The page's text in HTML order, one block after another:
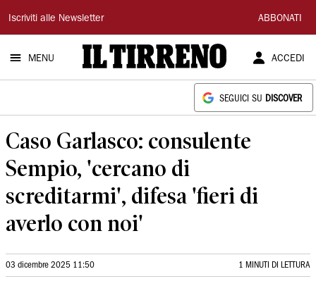
Il
Tirreno
Iscriviti alle Newsletter ABBONATI
MENU ACCEDI
SEGUICI SU DISCOVER
Caso Garlasco: consulente
Sempio, 'cercano di
screditarmi', difesa 'fieri di
averlo con noi'
03 dicembre 2025 11:50 1 MINUTI DI LETTURA